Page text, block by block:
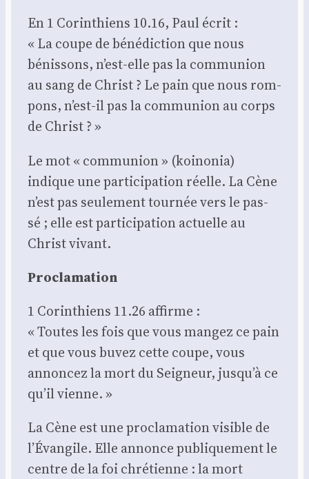
En 1 Corin­thiens 10.16, Paul écrit :
« La coupe de béné­dic­tion que nous
bénis­sons, n’est-elle pas la com­mu­nion
au sang de Christ ? Le pain que nous rom­
pons, n’est-il pas la com­mu­nion au corps
de Christ ? »
Le mot « com­mu­nion » (koi­no­nia)
indique une par­ti­ci­pa­tion réelle. La Cène
n’est pas seule­ment tour­née vers le pas­
sé ; elle est par­ti­ci­pa­tion actuelle au
Christ vivant.
Pro­cla­ma­tion
1 Corin­thiens 11.26 affirme :
« Toutes les fois que vous man­gez ce pain
et que vous buvez cette coupe, vous
annon­cez la mort du Sei­gneur, jusqu’à ce
qu’il vienne. »
La Cène est une pro­cla­ma­tion visible de
l’Évangile. Elle annonce publi­que­ment le
centre de la foi chré­tienne : la mort